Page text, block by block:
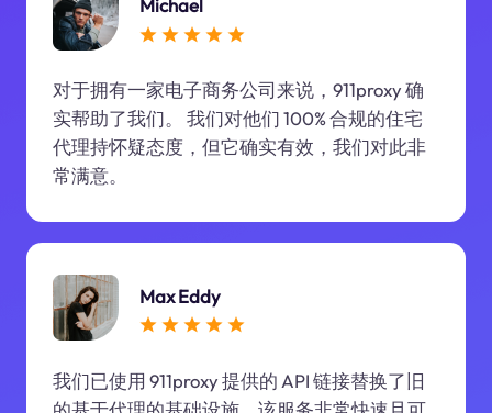
Michael
对于拥有一家电子商务公司来说，911proxy 确
实帮助了我们。 我们对他们 100% 合规的住宅
代理持怀疑态度，但它确实有效，我们对此非
常满意。
Max Eddy
我们已使用 911proxy 提供的 API 链接替换了旧